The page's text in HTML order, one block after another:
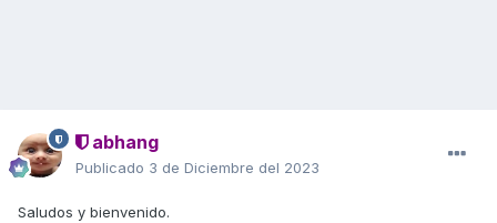
abhang
Publicado 3 de Diciembre del 2023
Saludos y bienvenido.